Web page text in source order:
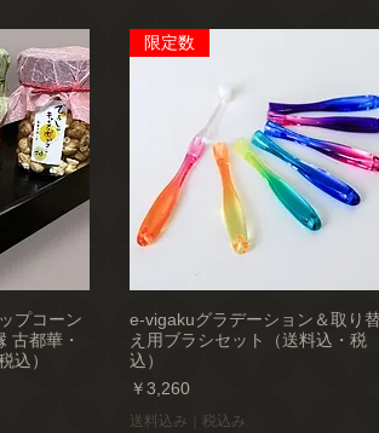
プコーン
古都華・
込）
限定数
e-vigakuグラデーション＆取り
え用ブラシセット（送料込・税
込）
価格
￥3,260
送料込み｜税込み